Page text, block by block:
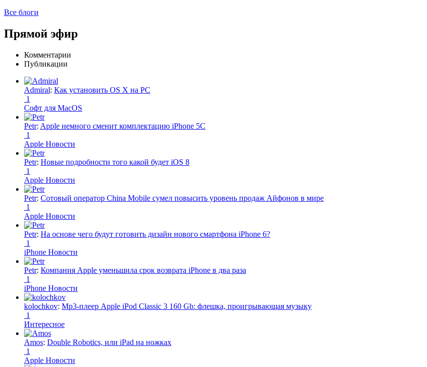
Все блоги
Прямой эфир
Комментарии
Публикации
Admiral: Как установить OS X на PC
1
Софт для MacOS
Petr: Apple немного сменит комплектацию iPhone 5C
1
Apple Новости
Petr: Новые подробности того какой будет iOS 8
1
Apple Новости
Petr: Сотовый оператор China Mobile сумел повысить уровень продаж Айфонов в мире
1
Apple Новости
Petr: На основе чего будут готовить дизайн нового смартфона iPhone 6?
1
iPhone Новости
Petr: Компания Apple уменьшила срок возврата iPhone в два раза
1
iPhone Новости
kolochkov: Mp3-плеер Apple iPod Classic 3 160 Gb: флешка, проигрывающая музыку
1
Интересное
Amos: Double Robotics, или iPad на ножках
1
Apple Новости